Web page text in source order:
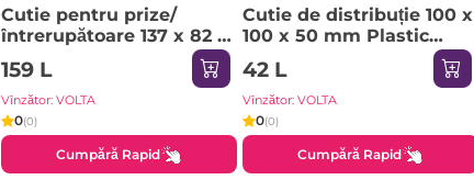
Cutie pentru prize/
întrerupătoare 137 x 82 x
66 mm Plastic UNIBOX
Scame
159 L
Vînzător: VOLTA
0(0)
Cumpără Rapid
Cutie de distribuție 100 x
100 x 50 mm Plastic
SCABOX Scame
42 L
Vînzător: VOLTA
0(0)
Cumpără Rapid